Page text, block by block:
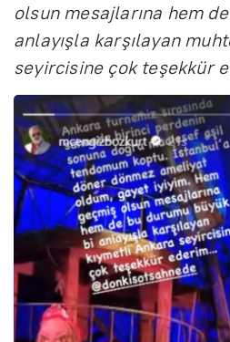
olsun mesajlarına hem
anlayışla karşılayan
seyircisine çok teşekkür